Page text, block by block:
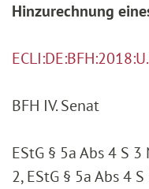
Hinzurechnung
BFH IV. Senat
EStG § 5a Abs 4 S
2, EStG § 5a Abs 4